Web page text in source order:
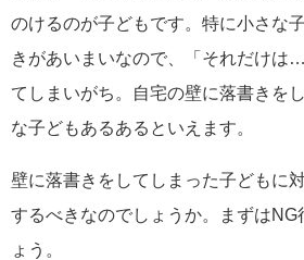
のけるのが子どもです。特に小さな
きがあいまいなので、「それだけは
てしまいがち。自宅の壁に落書きを
な子どもあるあるといえます。
壁に落書きをしてしまった子どもに
するべきなのでしょうか。まずはNG
ょう。